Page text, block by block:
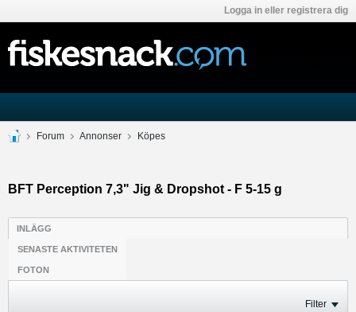
Logga in eller registrera dig
Forum Annonser Köpes
BFT Perception 7,3" Jig & Dropshot - F 5-15 g
INLÄGG
SENASTE AKTIVITETEN
FOTON
Filter